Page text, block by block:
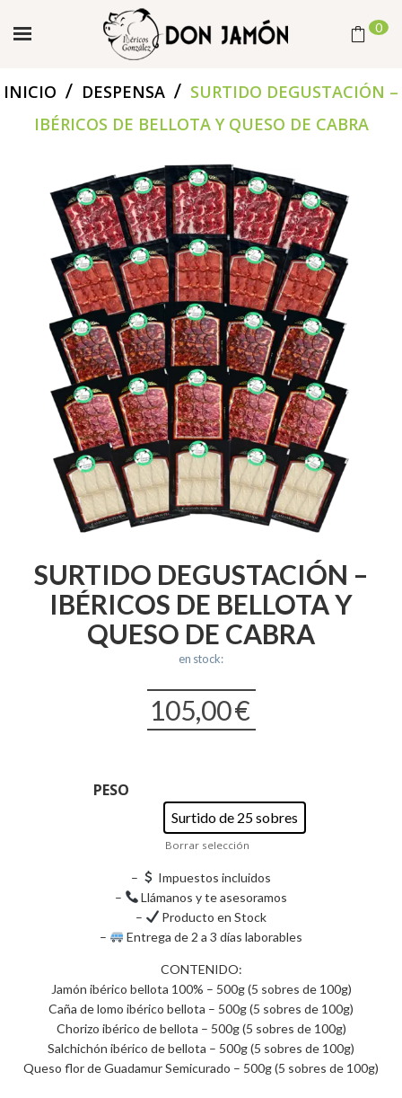
0
INICIO / DESPENSA / SURTIDO DEGUSTACIÓN –
IBÉRICOS DE BELLOTA Y QUESO DE CABRA
SURTIDO DEGUSTACIÓN –
IBÉRICOS DE BELLOTA Y
QUESO DE CABRA
en stock:
105,00€
PESO
Surtido de 25 sobres
Borrar selección
–
Impuestos incluidos
–
Llámanos y te asesoramos
–
Producto en Stock
–
Entrega de 2 a 3 días laborables
CONTENIDO:
Jamón ibérico bellota 100% – 500g (5 sobres de 100g)
Caña de lomo ibérico bellota – 500g (5 sobres de 100g)
Chorizo ibérico de bellota – 500g (5 sobres de 100g)
Salchichón ibérico de bellota – 500g (5 sobres de 100g)
Queso flor de Guadamur Semicurado – 500g (5 sobres de 100g)